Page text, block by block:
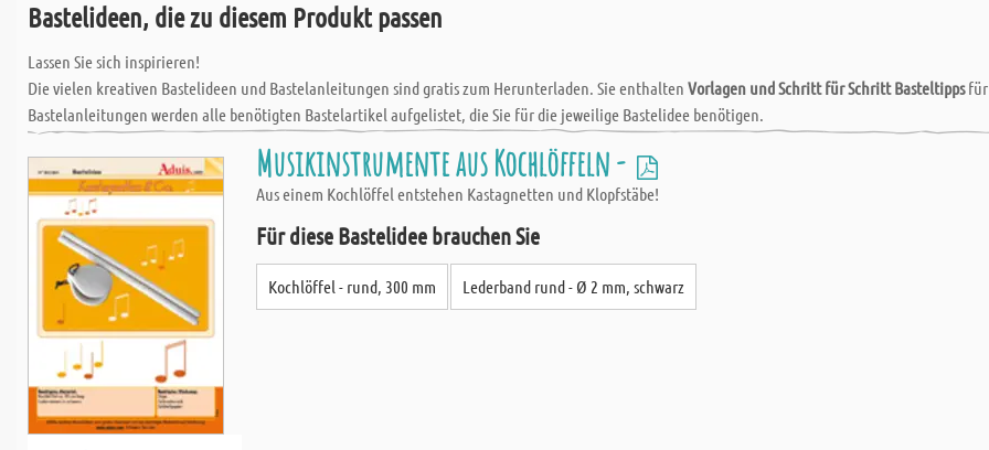
Bastelideen, die zu diesem Produkt passen
Lassen Sie sich inspirieren!
Die vielen kreativen Bastelideen und Bastelanleitungen sind gratis zum Herunterladen. Sie enthalten Vorlagen und Schritt für Schritt Basteltipps
Bastelanleitungen werden alle benötigten Bastelartikel aufgelistet, die Sie für die jeweilige Bastelidee benötigen.
Musikinstrumente aus Kochlöffeln -
Aus einem Kochlöffel entstehen Kastagnetten und Klopfstäbe!
Für diese Bastelidee brauchen Sie
Kochlöffel - rund, 300 mm Lederband rund - Ø 2 mm, schwarz